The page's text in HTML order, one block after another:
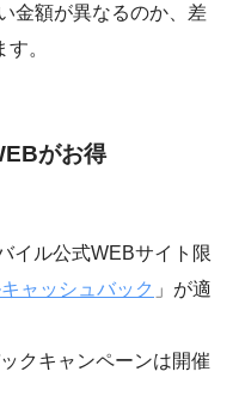
金額が異なるのか、差
。
がお得
イル公式WEBサイト限
ャッシュバック 」が適
クキャンペーンは開催